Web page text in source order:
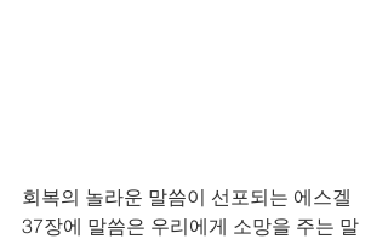
회복의 놀라운 말씀이 선포되는 에스겔
37장에 말씀은 우리에게 소망을 주는 말